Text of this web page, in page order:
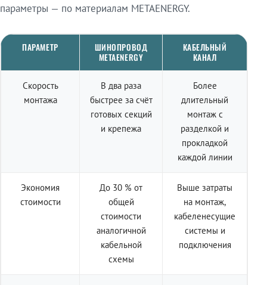
параметры — по материалам METAENERGY.
ПАРАМЕТР
ШИНОПРОВОД
METAENERGY
КАБЕЛЬНЫЙ
КАНАЛ
Скорость
монтажа
В два раза
быстрее за счёт
готовых секций
и крепежа
Более
длительный
монтаж с
разделкой и
прокладкой
каждой линии
Экономия
стоимости
До 30 % от
общей
стоимости
аналогичной
кабельной
схемы
Выше затраты
на монтаж,
кабеленесущие
системы и
подключения